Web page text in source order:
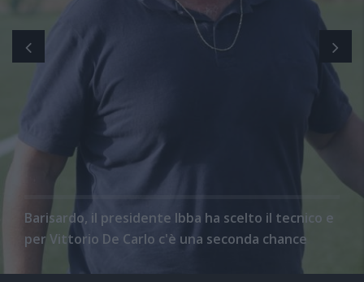
Barisardo, il presidente Ibba ha scelto il tecnico e
per Vittorio De Carlo c'è una seconda chance